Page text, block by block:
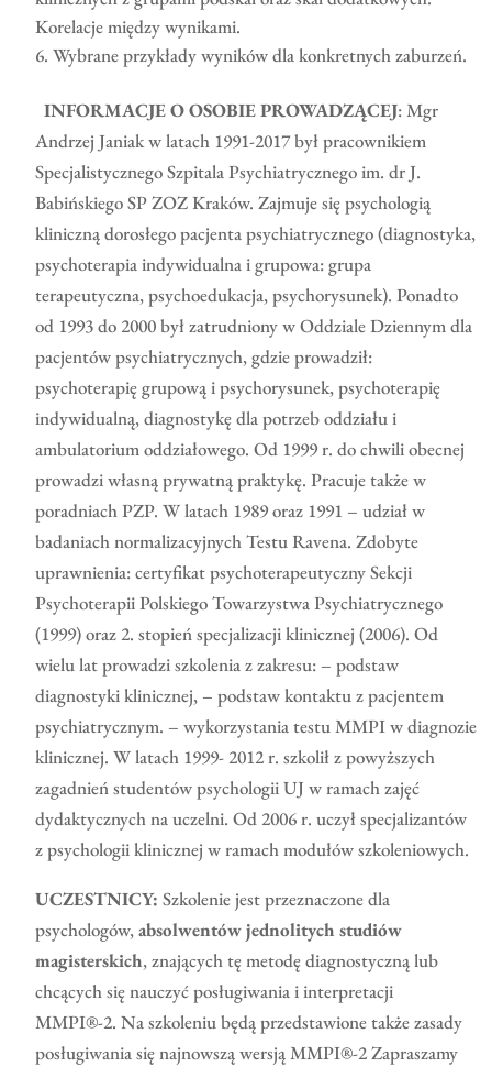
Korelacje między wynikami.
Wybrane przykłady wyników dla konkretnych zaburzeń.
INFORMACJE O OSOBIE PROWADZĄCEJ: Mgr
Andrzej Janiak w latach 1991-2017 był pracownikiem
Specjalistycznego Szpitala Psychiatrycznego im. dr J.
Babińskiego SP ZOZ Kraków. Zajmuje się psychologią
kliniczną dorosłego pacjenta psychiatrycznego (diagnostyka,
psychoterapia indywidualna i grupowa: grupa
terapeutyczna, psychoedukacja, psychorysunek). Ponadto
od 1993 do 2000 był zatrudniony w Oddziale Dziennym dla
pacjentów psychiatrycznych, gdzie prowadził:
psychoterapię grupową i psychorysunek, psychoterapię
indywidualną, diagnostykę dla potrzeb oddziału i
ambulatorium oddziałowego. Od 1999 r. do chwili obecnej
prowadzi własną prywatną praktykę. Pracuje także w
poradniach PZP. W latach 1989 oraz 1991 – udział w
badaniach normalizacyjnych Testu Ravena. Zdobyte
uprawnienia: certyfikat psychoterapeutyczny Sekcji
Psychoterapii Polskiego Towarzystwa Psychiatrycznego
(1999) oraz 2. stopień specjalizacji klinicznej (2006). Od
wielu lat prowadzi szkolenia z zakresu: – podstaw
diagnostyki klinicznej, – podstaw kontaktu z pacjentem
psychiatrycznym. – wykorzystania testu MMPI w diagnozie
klinicznej. W latach 1999- 2012 r. szkolił z powyższych
zagadnień studentów psychologii UJ w ramach zajęć
dydaktycznych na uczelni. Od 2006 r. uczył specjalizantów
z psychologii klinicznej w ramach modułów szkoleniowych.
UCZESTNICY: Szkolenie jest przeznaczone dla
psychologów,absolwentów jednolitych studiów
magisterskich, znających tę metodę diagnostyczną lub
chcących się nauczyć posługiwania i interpretacji
MMPI®-2. Na szkoleniu będą przedstawione także zasady
posługiwania się najnowszą wersją MMPI®-2 Zapraszamy